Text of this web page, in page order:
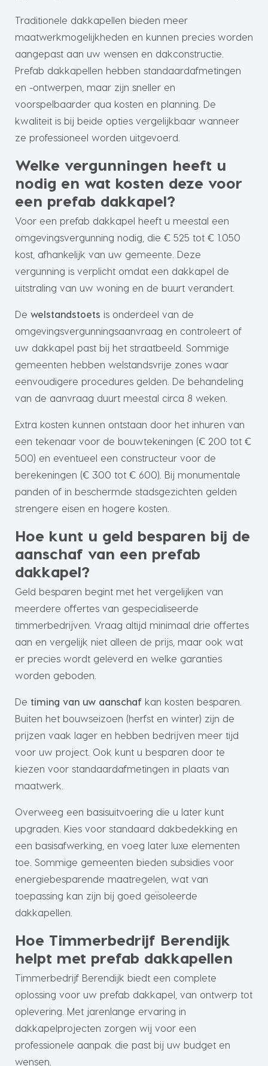
Traditionele dakkapellen bieden meer
maatwerkmogelijkheden en kunnen precies worden
aangepast aan uw wensen en dakconstructie.
Prefab dakkapellen hebben standaardafmetingen
en -ontwerpen, maar zijn sneller en
voorspelbaarder qua kosten en planning. De
kwaliteit is bij beide opties vergelijkbaar wanneer
ze professioneel worden uitgevoerd.
Welke vergunningen heeft u
nodig en wat kosten deze voor
een prefab dakkapel?
Voor een prefab dakkapel heeft u meestal een
omgevingsvergunning nodig, die € 525 tot € 1.050
kost, afhankelijk van uw gemeente. Deze
vergunning is verplicht omdat een dakkapel de
uitstraling van uw woning en de buurt verandert.
De welstandstoets is onderdeel van de
omgevingsvergunningsaanvraag en controleert of
uw dakkapel past bij het straatbeeld. Sommige
gemeenten hebben welstandsvrije zones waar
eenvoudigere procedures gelden. De behandeling
van de aanvraag duurt meestal circa 8 weken.
Extra kosten kunnen ontstaan door het inhuren van
een tekenaar voor de bouwtekeningen (€ 200 tot €
500) en eventueel een constructeur voor de
berekeningen (€ 300 tot € 600). Bij monumentale
panden of in beschermde stadsgezichten gelden
strengere eisen en hogere kosten.
Hoe kunt u geld besparen bij de
aanschaf van een prefab
dakkapel?
Geld besparen begint met het vergelijken van
meerdere offertes van gespecialiseerde
timmerbedrijven. Vraag altijd minimaal drie offertes
aan en vergelijk niet alleen de prijs, maar ook wat
er precies wordt geleverd en welke garanties
worden geboden.
De timing van uw aanschaf kan kosten besparen.
Buiten het bouwseizoen (herfst en winter) zijn de
prijzen vaak lager en hebben bedrijven meer tijd
voor uw project. Ook kunt u besparen door te
kiezen voor standaardafmetingen in plaats van
maatwerk.
Overweeg een basisuitvoering die u later kunt
upgraden. Kies voor standaard dakbedekking en
een basisafwerking, en voeg later luxe elementen
toe. Sommige gemeenten bieden subsidies voor
energiebesparende maatregelen, wat van
toepassing kan zijn bij goed geïsoleerde
dakkapellen.
Hoe Timmerbedrijf Berendijk
helpt met prefab dakkapellen
Timmerbedrijf Berendijk biedt een complete
oplossing voor uw prefab dakkapel, van ontwerp tot
oplevering. Met jarenlange ervaring in
dakkapelprojecten zorgen wij voor een
professionele aanpak die past bij uw budget en
wensen.